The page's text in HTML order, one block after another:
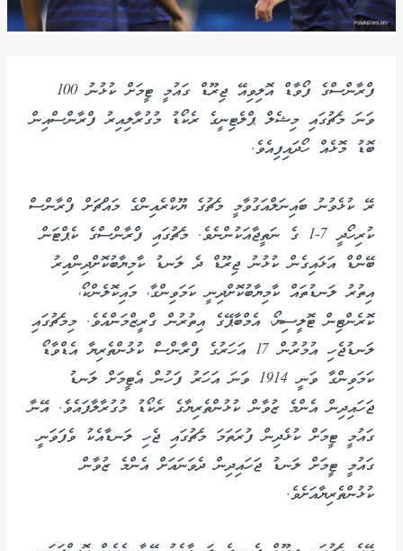
ފްރާންސްގެ ފޯވާޑް އޮލިވިއޭ ޖިރޫޑް ގައުމީ ޓީމަށް ކުޅުނު 100
ވަނަ މެޗުގައި މިޝެލް ޕްލެޓިނީގެ ރެކޯޑު މުގުރާލިއިރު ފްރާންސްއިން
ބޮޑު މޮޅެއް ހޯދައިފިއެވެ.
ރޭ ކުޅެވުނު ބައިނަލްއަގުވާމީ މެޗުގެ ޔޫކްރެއިންގެ މައްޗަށް ފްރާންސް
ކުރިހޯދީ 7-1 ގެ ނަތީޖާއަކުންނެވެ. މެޗުގައި ފްރާންސްގެ ކެޕްޓަން
ބޭންޑް އަޅައިގެން ކުޅުނު ޖިރޫޑް ދެ ލަނޑު ކާމިޔާބުކޮށްދިންއިރު
އިތުރު ލަނޑުތައް ކާމިޔާބުކޮށްދިނީ ކަމަވިންގާ، މައިކޮލެންކޯ،
ކޮރެންޓިން ޓޮލީސިޔޯ، އެމްބާޕޭގެ އިތުރުން ގްރީޒްމަންއެވެ. މިމެޗުގައި
ލަނޑުޖެހި އުމުރުން 17 އަހަރުގެ ފްރާންސް ކުޅުންތެރިޔާ އެޑްވާޑޯ
ކަމަވިންގާ ވަނީ 1914 ވަނަ އަހަރު ފަހުން އެޓީމަށް ލަނޑު
ޖަހައިދިން އެންމެ ޒުވާން ކުޅުންތެރިޔާގެ ރެކޯޑު މުގުރާލާފައެވެ. އޭނާ
ގައުމީ ޓީމަށް ކުޅެދިން ފުރަތަމަ މެޗުގައި ޖެހި ލަނޑާއެކު ވެފަވަނީ
ގައުމީ ޓީމަށް ލަނޑު ޖަހައިދިން ދެވަނައަށް އެންމެ ޒުވާން
ކުޅުންތެރިޔާއަށެވެ.